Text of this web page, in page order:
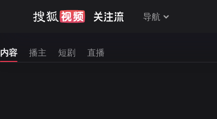
导航
内容 播主 短剧 直播